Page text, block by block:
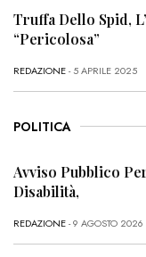
Truffa Dello Spid,
“Pericolosa”
REDAZIONE- 5 APRILE 2025
POLITICA
Avviso Pubblico
Disabilità,
REDAZIONE- 9 AGOSTO 2026